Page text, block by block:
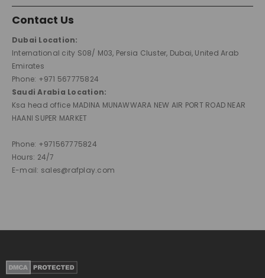
Contact Us
Dubai Location:
International city S08/ M03, Persia Cluster, Dubai, United Arab
Emirates
Phone: +971 567775824
Saudi Arabia Location:
Ksa head office MADINA MUNAWWARA NEW AIR PORT ROAD NEAR
HAANI SUPER MARKET
Phone: +971567775824
Hours: 24/7
E-mail: sales@rafplay.com